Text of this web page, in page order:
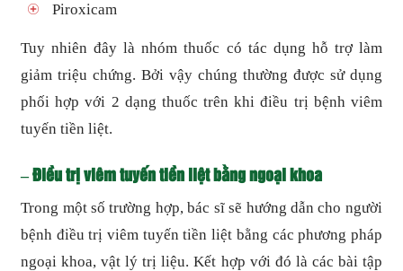
Piroxicam
Tuy nhiên đây là nhóm thuốc có tác dụng hỗ trợ làm
giảm triệu chứng. Bởi vậy chúng thường được sử dụng
phối hợp với 2 dạng thuốc trên khi điều trị bệnh viêm
tuyến tiền liệt.
– Điều trị viêm tuyến tiền liệt bằng ngoại khoa
Trong một số trường hợp, bác sĩ sẽ hướng dẫn cho người
bệnh điều trị viêm tuyến tiền liệt bằng các phương pháp
ngoại khoa, vật lý trị liệu. Kết hợp với đó là các bài tập